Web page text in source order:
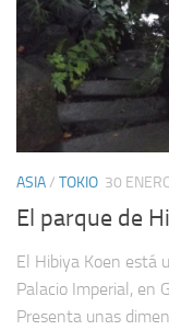
ASIA/ TOKIO 30
El parque de
El Hibiya Koen está
Palacio Imperial, en
Presenta unas